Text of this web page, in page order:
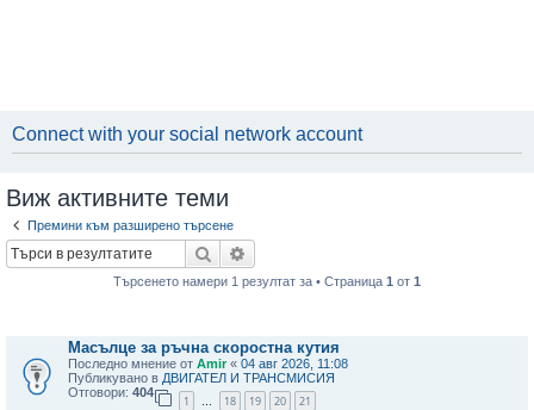
Connect with your social network account
Виж активните теми
Премини към разширено търсене
Търсене
Търсенето намери 1 резултат за • Страница 1 от 1
Масълце за ръчна скоростна кутия
Последно мнение от Amir« 04 авг 2026, 11:08
Публикувано в ДВИГАТЕЛ И ТРАНСМИСИЯ
Отговори: 404
1 … 18 19 20 21